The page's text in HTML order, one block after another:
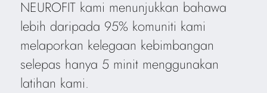
NEUROFIT kami menunjukkan bahawa
lebih daripada 95% komuniti kami
melaporkan kelegaan kebimbangan
selepas hanya 5 minit menggunakan
latihan kami.